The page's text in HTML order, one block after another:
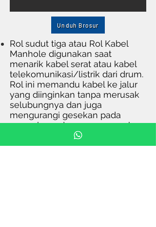
Unduh Brosur
Rol sudut tiga atau Rol Kabel
Manhole digunakan saat
menarik kabel serat atau kabel
telekomunikasi/listrik dari drum.
Rol ini memandu kabel ke jalur
yang diinginkan tanpa merusak
selubungnya dan juga
mengurangi gesekan pada
permukaan dan mengapungkan
kabel dengan mulus. Berguna
untuk menarik kabel di sekitar